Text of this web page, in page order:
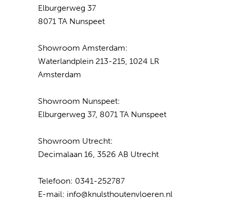
Elburgerweg 37
8071 TA Nunspeet
Showroom Amsterdam:
Waterlandplein 213-215, 1024 LR
Amsterdam
Showroom Nunspeet:
Elburgerweg 37, 8071 TA Nunspeet
Showroom Utrecht:
Decimalaan 16, 3526 AB Utrecht
Telefoon: 0341-252787
E-mail: info@knulsthoutenvloeren.nl